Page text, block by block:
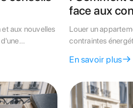
aux nouvelles
leur
face aux
Louer un
contraintes
locative change la
En savoir plus